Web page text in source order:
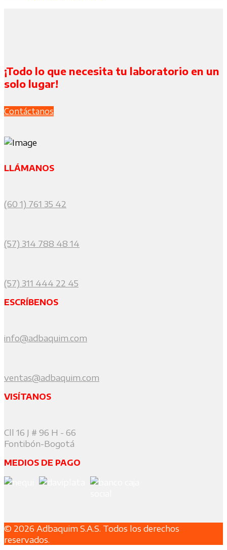
¡Todo lo que necesita tu laboratorio en un
solo lugar!
Contáctanos
LLÁMANOS
(60 1) 761 35 42
(57) 314 788 48 14
(57) 311 444 22 45
ESCRÍBENOS
info@adbaquim.com
ventas@adbaquim.com
VISÍTANOS
Cll 16 J # 96 H - 66
Fontibón-Bogotá
MEDIOS DE PAGO
© 2026 Adbaquim S.A.S. Todos los derechos
reservados.